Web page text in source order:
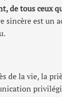
de tous ceux
sincère est un
de la vie, la